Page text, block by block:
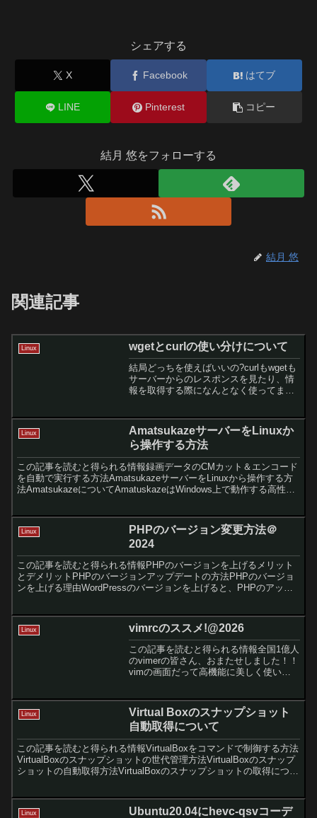
シェアする
X Facebook はてブ
LINE Pinterest コピー
結月 悠をフォローする
結月 悠
関連記事
Linux wgetとcurlの使い分けについて
結局どっちを使えばいいの?curlもwgetも
サーバーからのレスポンスを見たり、情
報を取得する際になんとなく使ってませ
ちも見たい情報取れるんだし、別に好き
な方でよ...
Linux
AmatsukazeサーバーをLinuxか
ら操作する方法
この記事を読むと得られる情報録画データのCMカット＆エンコード
を自動で実行する方法AmatsukazeサーバーをLinuxから操作する方
法AmatsukazeについてAmatuskazeはWindows上で動作する高性能
Linux
PHPのバージョン変更方法＠
2024
この記事を読むと得られる情報PHPのバージョンを上げるメリット
とデメリットPHPのバージョンアップデートの方法PHPのバージョ
ンを上げる理由WordPressのバージョンを上げると、PHPのアップ
Linux vimrcのススメ!@2026
この記事を読むと得られる情報全国1億人
のvimerの皆さん、おまたせしました！！
vimの画面だって高機能に美しく使いた
ます。完成予想図vimの完成予想図カラ
ー...
Linux
Virtual Boxのスナップショット
自動取得について
この記事を読むと得られる情報VirtualBoxをコマンドで制御する方法
VirtualBoxのスナップショットの世代管理方法VirtualBoxのスナップ
ショットの自動取得方法VirtualBoxのスナップショットの取得につい
Linux
Ubuntu20.04にhevc-qsvコーデ